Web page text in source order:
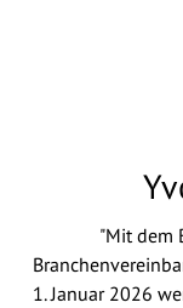
"Mit dem
1. Januar 2026